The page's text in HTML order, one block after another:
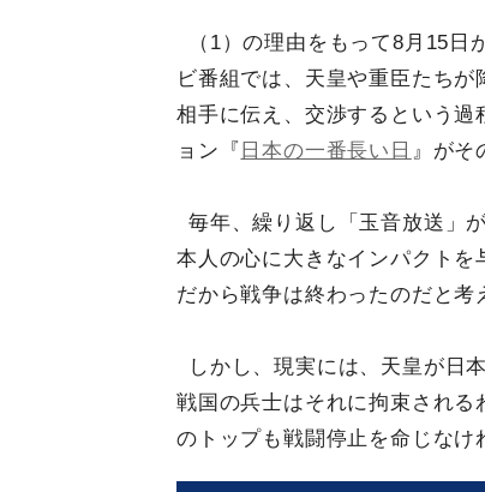
（1）の理由をもって8月15
ビ番組では、天皇や重臣たち
相手に伝え、交渉するという
ョン『 日本の一番長い日 』がそ
毎年、繰り返し「玉音放送」
本人の心に大きなインパクト
だから戦争は終わったのだと考
しかし、現実には、天皇が日
戦国の兵士はそれに拘束される
のトップも戦闘停止を命じなけ